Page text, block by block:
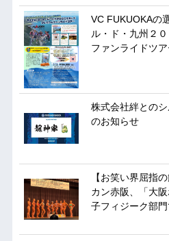
VC FUKUOKAの
ル・ド・九州２
ファンライドツ
株式会社絆との
のお知らせ
【お笑い界屈指
カン赤阪、「大
子フィジーク部